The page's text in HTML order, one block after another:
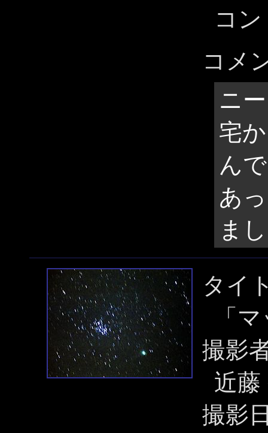
コ
コメ
ニ
宅
ん
あ
ま
タイ
「
撮影
近藤
撮影